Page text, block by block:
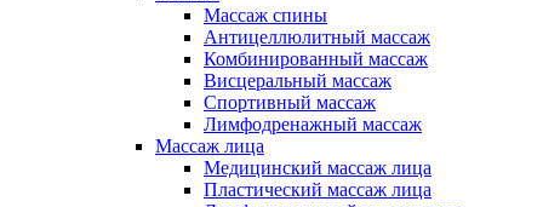
Массаж спины
Антицеллюлитный массаж
Комбинированный массаж
Висцеральный массаж
Спортивный массаж
Лимфодренажный массаж
Массаж лица
Медицинский массаж лица
Пластический массаж лица